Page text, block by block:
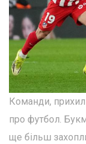
Команди,
про футбол.
ще більш